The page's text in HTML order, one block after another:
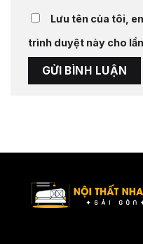
Lưu tên của tôi,
trình duyệt này cho